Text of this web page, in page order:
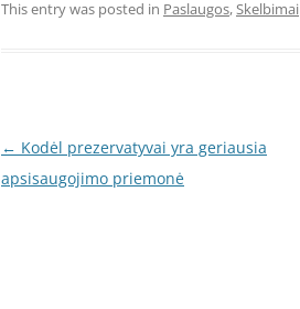
This entry was posted in Paslaugos,Skelbimai
Post
navigation
← Kodėl prezervatyvai yra geriausia
apsisaugojimo priemonė